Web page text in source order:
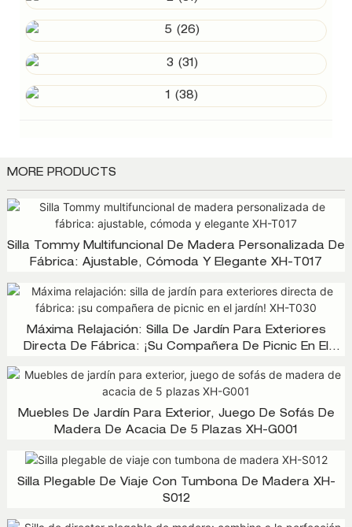
MORE PRODUCTS
Silla Tommy Multifuncional De Madera Personalizada De
Fábrica: Ajustable, Cómoda Y Elegante XH-T017
Máxima Relajación: Silla De Jardín Para Exteriores
Directa De Fábrica: ¡su Compañera De Picnic En El
Muebles De Jardín Para Exterior, Juego De Sofás De
Madera De Acacia De 5 Plazas XH-G001
Silla Plegable De Viaje Con Tumbona De Madera XH-
S012